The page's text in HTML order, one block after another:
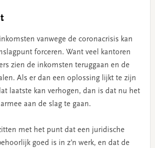
vanwege de coronacrisis kan
forceren. Want veel kantoren
zien de inkomsten teruggaan en de
Als er dan een oplossing lijkt te zijn
laatste kan verhogen, dan is dat nu het
aan de slag te gaan.
met het punt dat een juridische
goed is in z’n werk, en dat de